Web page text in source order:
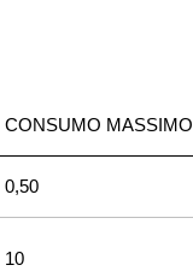
CONSUMO MASSIMO
0,50
10